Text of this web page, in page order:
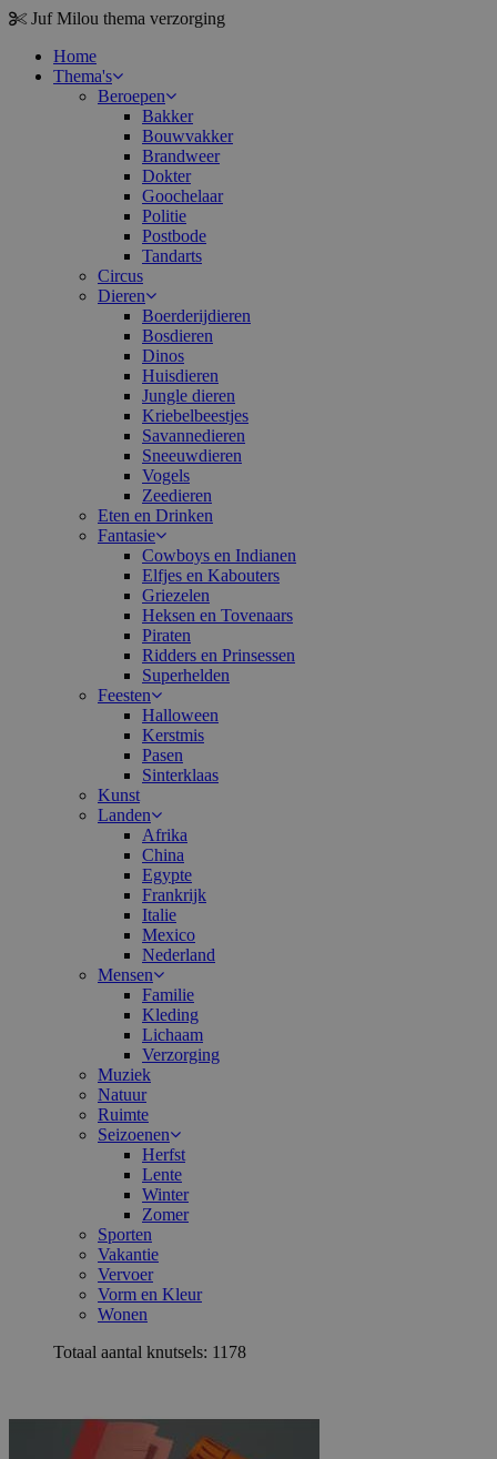
Juf Milou thema verzorging
Home
Thema's
Beroepen
Bakker
Bouwvakker
Brandweer
Dokter
Goochelaar
Politie
Postbode
Tandarts
Circus
Dieren
Boerderijdieren
Bosdieren
Dinos
Huisdieren
Jungle dieren
Kriebelbeestjes
Savannedieren
Sneeuwdieren
Vogels
Zeedieren
Eten en Drinken
Fantasie
Cowboys en Indianen
Elfjes en Kabouters
Griezelen
Heksen en Tovenaars
Piraten
Ridders en Prinsessen
Superhelden
Feesten
Halloween
Kerstmis
Pasen
Sinterklaas
Kunst
Landen
Afrika
China
Egypte
Frankrijk
Italie
Mexico
Nederland
Mensen
Familie
Kleding
Lichaam
Verzorging
Muziek
Natuur
Ruimte
Seizoenen
Herfst
Lente
Winter
Zomer
Sporten
Vakantie
Vervoer
Vorm en Kleur
Wonen
Totaal aantal knutsels: 1178